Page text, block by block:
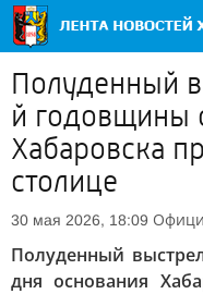
Полуденный
й годовщины
Хабаровска
столице
30 мая 2026, 18:09
Полуденный
дня основания